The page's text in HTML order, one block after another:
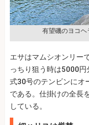
有望磯のヨコヘ
エサはマムシオンリー
っちり狙う時は5000
式30号のテンビンにオ
である。仕掛けの全長
している。